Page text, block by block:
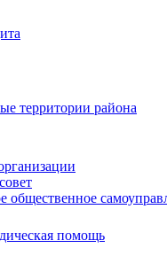
территории района
общественное
помощь